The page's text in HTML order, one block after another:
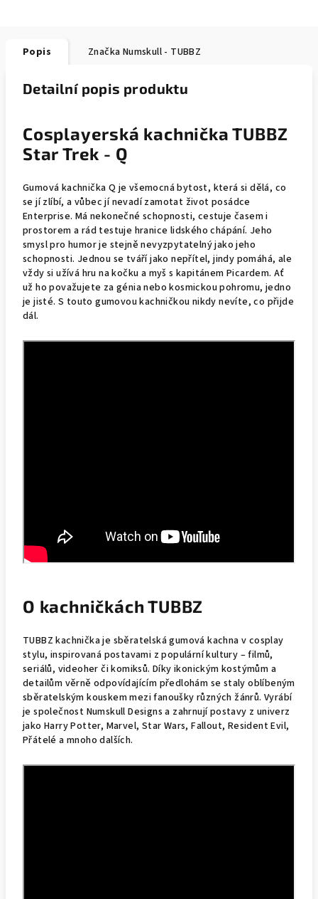
Popis Značka Numskull - TUBBZ
Detailní popis produktu
Cosplayerská kachnička TUBBZ
Star Trek - Q
Gumová kachnička Q je všemocná bytost, která si dělá, co
se jí zlíbí, a vůbec jí nevadí zamotat život posádce
Enterprise. Má nekonečné schopnosti, cestuje časem i
prostorem a rád testuje hranice lidského chápání. Jeho
smysl pro humor je stejně nevyzpytatelný jako jeho
schopnosti. Jednou se tváří jako nepřítel, jindy pomáhá, ale
vždy si užívá hru na kočku a myš s kapitánem Picardem. Ať
už ho považujete za génia nebo kosmickou pohromu, jedno
je jisté. S touto gumovou kachničkou nikdy nevíte, co přijde
dál.
O kachničkách TUBBZ
TUBBZ kachnička je sběratelská gumová kachna v cosplay
stylu, inspirovaná postavami z populární kultury – filmů,
seriálů, videoher či komiksů. Díky ikonickým kostýmům a
detailům věrně odpovídajícím předlohám se staly oblíbeným
sběratelským kouskem mezi fanoušky různých žánrů. Vyrábí
je společnost Numskull Designs a zahrnují postavy z univerz
jako Harry Potter, Marvel, Star Wars, Fallout, Resident Evil,
Přátelé a mnoho dalších.